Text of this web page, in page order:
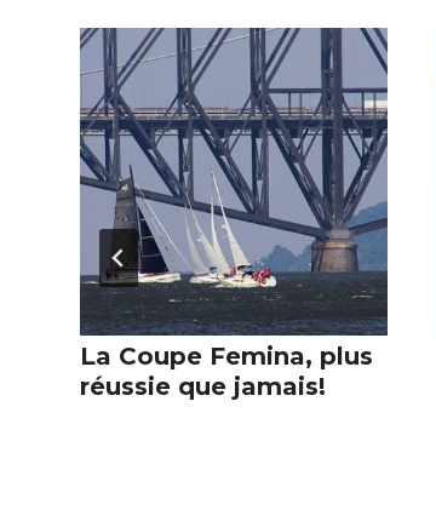
La Coupe Femina, plus
réussie que jamais!